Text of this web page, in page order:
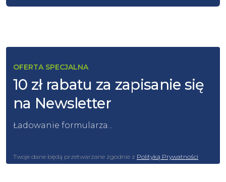
OFERTA SPECJALNA
10 zł rabatu za zapisanie się
na Newsletter
Ładowanie formularza...
Twoje dane będą przetwarzane zgodnie z Polityką Prywatności